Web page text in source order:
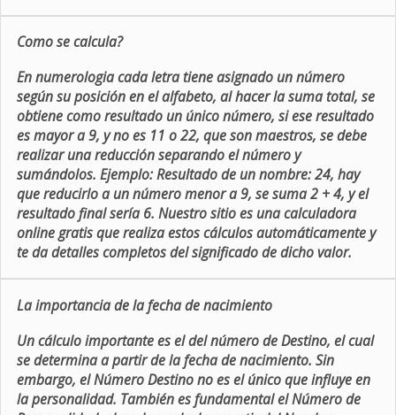
Como se calcula?
En numerologia cada letra tiene asignado un número
según su posición en el alfabeto, al hacer la suma total, se
obtiene como resultado un único número, si ese resultado
es mayor a 9, y no es 11 o 22, que son maestros, se debe
realizar una reducción separando el número y
sumándolos. Ejemplo: Resultado de un nombre: 24, hay
que reducirlo a un número menor a 9, se suma 2 + 4, y el
resultado final sería 6. Nuestro sitio es una calculadora
online gratis que realiza estos cálculos automáticamente y
te da detalles completos del significado de dicho valor.
La importancia de la fecha de nacimiento
Un cálculo importante es el del número de Destino, el cual
se determina a partir de la fecha de nacimiento. Sin
embargo, el Número Destino no es el único que influye en
la personalidad. También es fundamental el Número de